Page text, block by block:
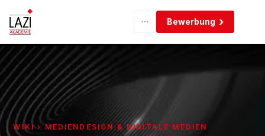
Bewerbung
WIKI › MEDIENDESIGN & DIGITALE MEDIEN